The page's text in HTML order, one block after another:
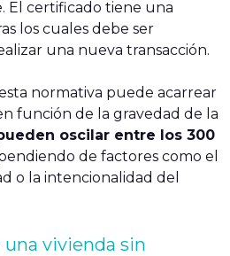
El certificado tiene una
los cuales debe ser
una nueva transacción.
normativa puede acarrear
función de la gravedad de la
oscilar entre los 300
de factores como el
o la intencionalidad del
vivienda sin